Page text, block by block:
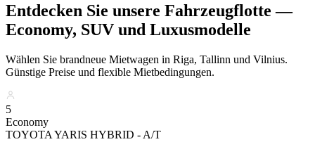
Entdecken Sie unsere Fahrzeugflotte —
Economy, SUV und Luxusmodelle
Wählen Sie brandneue Mietwagen in Riga, Tallinn und Vilnius.
Günstige Preise und flexible Mietbedingungen.
5
Economy
TOYOTA YARIS HYBRID - A/T